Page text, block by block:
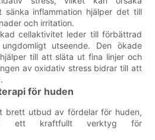
sänka inflammation hjälper det till
och irritation.
cellaktivitet leder till förbättrad
utseende. Den ökade
till att släta ut fina linjer och
av oxidativ stress bidrar till att
för huden
brett utbud av fördelar för huden,
kraftfullt verktyg för